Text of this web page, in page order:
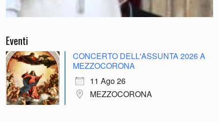
Eventi
CONCERTO DELL'ASSUNTA 2026 A
MEZZOCORONA
11 Ago 26
MEZZOCORONA